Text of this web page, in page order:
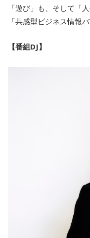
「遊び」も、そして「
「共感型ビジネス情報
【番組DJ】